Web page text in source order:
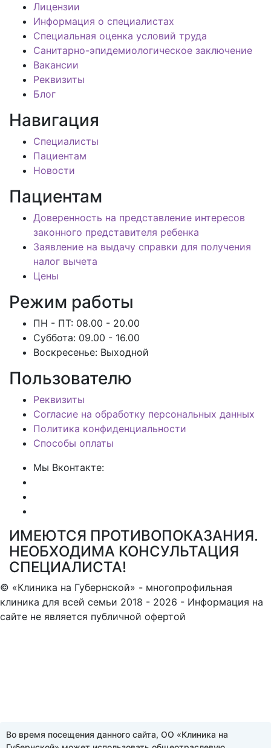
Лицензии
Информация о специалистах
Специальная оценка условий труда
Санитарно-эпидемиологическое заключение
Вакансии
Реквизиты
Блог
Навигация
Специалисты
Пациентам
Новости
Пациентам
Доверенность на представление интересов
законного представителя ребенка
Заявление на выдачу справки для получения
налог вычета
Цены
Режим работы
ПН - ПТ: 08.00 - 20.00
Суббота: 09.00 - 16.00
Воскресенье: Выходной
Пользователю
Реквизиты
Согласие на обработку персональных данных
Политика конфиденциальности
Способы оплаты
Мы Вконтакте:
ИМЕЮТСЯ ПРОТИВОПОКАЗАНИЯ.
НЕОБХОДИМА КОНСУЛЬТАЦИЯ
СПЕЦИАЛИСТА!
© «Клиника на Губернской» - многопрофильная
клиника для всей семьи 2018 - 2026 - Информация на
сайте не является публичной офертой
Во время посещения данного сайта, ОО «Клиника на